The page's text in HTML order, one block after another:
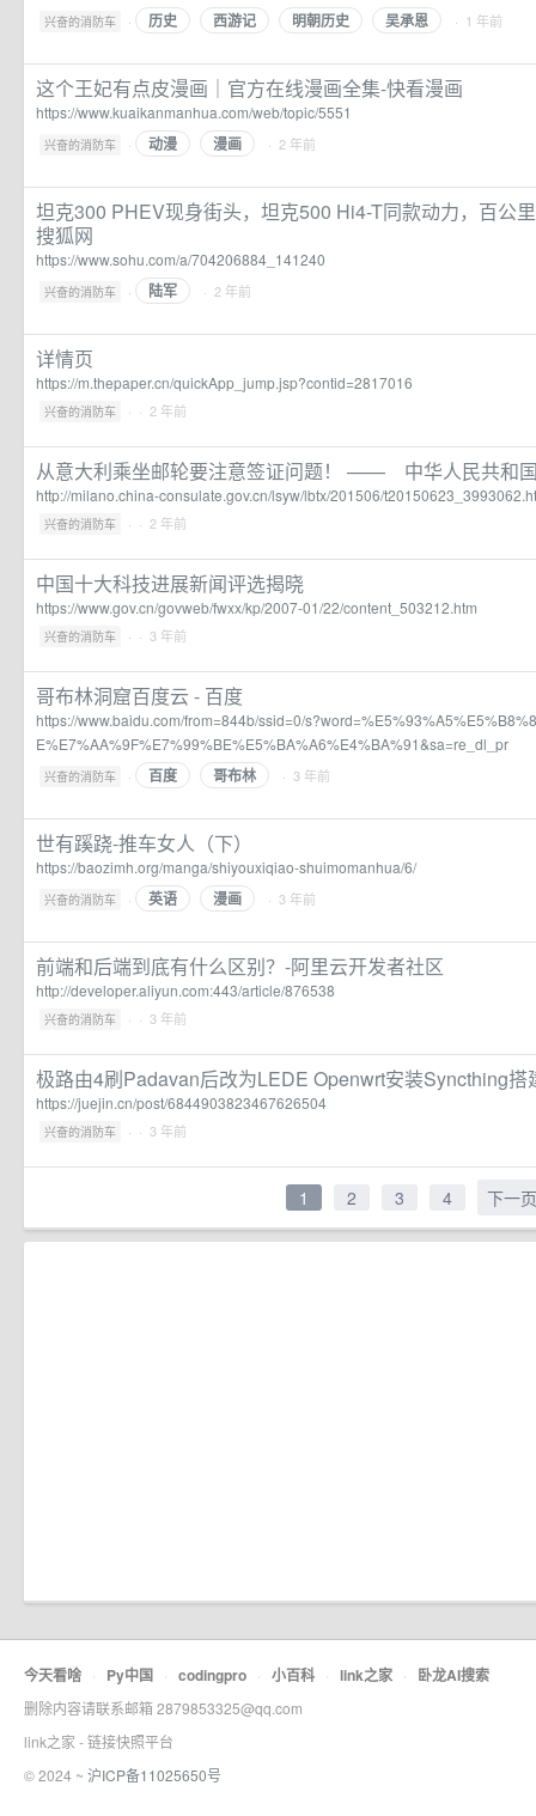
兴奋的消防车 · 历史 西游记 明朝历史 吴承恩 · 1 年前
这个王妃有点皮漫画｜官方在线漫画全集-快看漫画
https://www.kuaikanmanhua.com/web/topic/5551
兴奋的消防车 · 动漫 漫画 · 2 年前
坦克300 PHEV现身街头，坦克500 Hi4-T同款动力，百公
搜狐网
https://www.sohu.com/a/704206884_141240
兴奋的消防车 · 陆军 · 2 年前
详情页
https://m.thepaper.cn/quickApp_jump.jsp?contid=2817016
兴奋的消防车 · · 2 年前
从意大利乘坐邮轮要注意签证问题！ —— 中华人民共和
http://milano.china-consulate.gov.cn/lsyw/lbtx/201506/
兴奋的消防车 · · 2 年前
中国十大科技进展新闻评选揭晓
https://www.gov.cn/govweb/fwxx/kp/2007-01/22/content_503212.htm
兴奋的消防车 · · 3 年前
哥布林洞窟百度云 - 百度
https://www.baidu.com/from=844b/ssid=0/
E%E7%AA%9F%E7%99%BE%E5%BA%A6%E4%BA%91&sa=re_dl_pr
兴奋的消防车 · 百度 哥布林 · 3 年前
世有蹊跷-推车女人（下）
https://baozimh.org/manga/shiyouxiqiao-shuimomanhua/6/
兴奋的消防车 · 英语 漫画 · 3 年前
前端和后端到底有什么区别？-阿里云开发者社区
http://developer.aliyun.com:443/article/876538
兴奋的消防车 · · 3 年前
极路由4刷Padavan后改为LEDE Openwrt安装Syncthing搭
https://juejin.cn/post/6844903823467626504
兴奋的消防车 · · 3 年前
1 2 3 4 下一页
今天看啥 · Py中国 · codingpro · 小百科 · link之家 · 卧龙AI搜索
删除内容请联系邮箱 2879853325@qq.com
link之家 - 链接快照平台
© 2024 ~ 沪ICP备11025650号